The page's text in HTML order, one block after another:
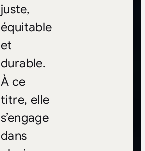
juste,
équitable
et
durable.
À ce
titre, elle
s’engage
dans